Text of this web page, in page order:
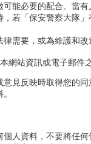
可能必要的配合。當
若「保安警察大隊
需要，或為維護和
網站資訊或電子郵件
意見反映時取得您的
人資料，不要將任